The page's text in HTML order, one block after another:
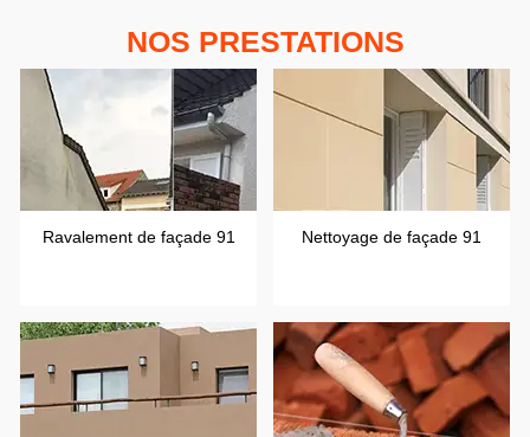
NOS PRESTATIONS
Ravalement de façade 91 Nettoyage de façade 91